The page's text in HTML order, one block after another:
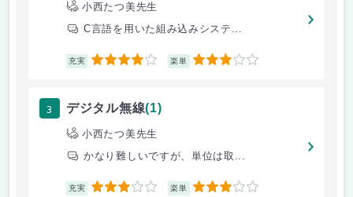
小西たつ美先生
C言語を用いた組み込みシステ...
充実 4 楽単 3
3 デジタル無線(1)
小西たつ美先生
かなり難しいですが、単位は取...
充実 3 楽単 3